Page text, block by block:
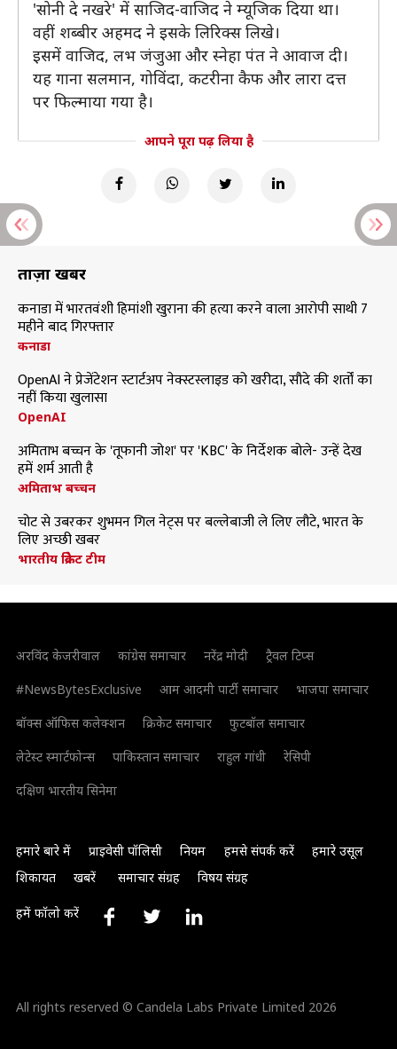
'सोनी दे नखरे' में साजिद-वाजिद ने म्यूजिक दिया था।
वहीं शब्बीर अहमद ने इसके लिरिक्स लिखे।
इसमें वाजिद, लभ जंजुआ और स्नेहा पंत ने आवाज दी।
यह गाना सलमान, गोविंदा, कटरीना कैफ और लारा दत्त
पर फिल्माया गया है।
आपने पूरा पढ़ लिया है
ताज़ा खबरें
कनाडा में भारतवंशी हिमांशी खुराना की हत्या करने वाला आरोपी साथी 7
महीने बाद गिरफ्तार
कनाडा
OpenAI ने प्रेजेंटेशन स्टार्टअप नेक्स्टस्लाइड को खरीदा, सौदे की शर्तों का
नहीं किया खुलासा
OpenAI
अमिताभ बच्चन के 'तूफानी जोश' पर 'KBC' के निर्देशक बोले- उन्हें देख
हमें शर्म आती है
अमिताभ बच्चन
चोट से उबरकर शुभमन गिल नेट्स पर बल्लेबाजी ले लिए लौटे, भारत के
लिए अच्छी खबर
भारतीय क्रिकेट टीम
अरविंद केजरीवाल कांग्रेस समाचार नरेंद्र मोदी
ट्रैवल टिप्स
#NewsBytesExclusive
आम आदमी पार्टी समाचार
भाजपा समाचार
बॉक्स ऑफिस कलेक्शन
क्रिकेट समाचार
फुटबॉल समाचार
लेटेस्ट स्मार्टफोन्स
पाकिस्तान समाचार राहुल गांधी
रेसिपी
दक्षिण भारतीय सिनेमा
हमारे बारे में प्राइवेसी पॉलिसी नियम हमसे संपर्क करें
हमारे उसूल
शिकायत
खबरें समाचार संग्रह विषय संग्रह
हमें फॉलो करें
All rights reserved © Candela Labs Private Limited 2026